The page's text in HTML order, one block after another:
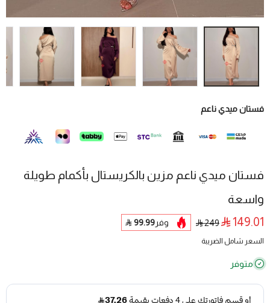
فستان ميدي ناعم مزين بالكريستال بأكمام طويلة
واسعة
فستان ميدي ناعم
149.01
249 وفر99.99
السعر شامل الضريبة
متوفر